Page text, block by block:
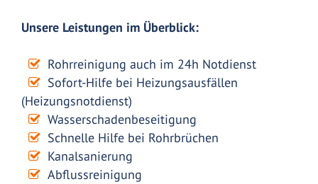
Unsere Leistungen im Überblick:
Rohrreinigung auch im 24h Notdienst
Sofort-Hilfe bei Heizungsausfällen
(Heizungsnotdienst)
Wasserschadenbeseitigung
Schnelle Hilfe bei Rohrbrüchen
Kanalsanierung
Abflussreinigung